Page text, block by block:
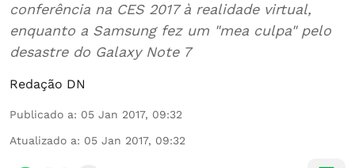
conferência na CES 2017 à realidade virtual,
enquanto a Samsung fez um "mea culpa" pelo
desastre do Galaxy Note 7
Redação DN
Publicado a: 05 Jan 2017, 09:32
Atualizado a: 05 Jan 2017, 09:32